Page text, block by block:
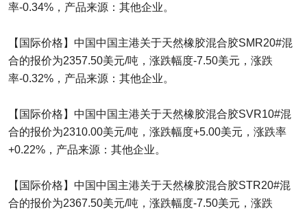
率-0.34%，产品来源：其他企业。
【国际价格】中国中国主港关于天然橡胶混合胶SMR20#混
合的报价为2357.50美元/吨，涨跌幅度-7.50美元，涨跌
率-0.32%，产品来源：其他企业。
【国际价格】中国中国主港关于天然橡胶混合胶SVR10#混
合的报价为2310.00美元/吨，涨跌幅度+5.00美元，涨跌率
+0.22%，产品来源：其他企业。
【国际价格】中国中国主港关于天然橡胶混合胶STR20#混
合的报价为2367.50美元/吨，涨跌幅度-7.50美元，涨跌